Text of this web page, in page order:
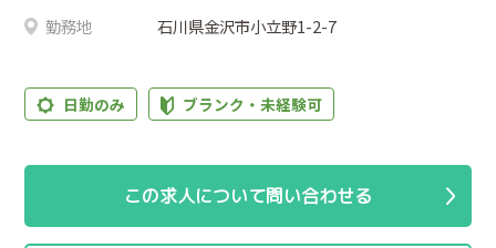
勤務地 石川県金沢市小立野1-2-7
日勤のみ ブランク・未経験可
この求人について問い合わせる